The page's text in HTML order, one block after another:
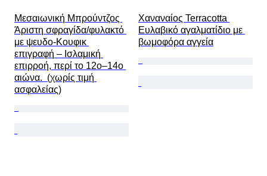
Μεσαιωνική Μπρούντζος
Άριστη σφραγίδα/φυλακτό
με ψευδο-Κουφικ
επιγραφή – Ισλαμική
επιρροή, περί το 12ο–14ο
αιώνα.  (χωρίς τιμή
ασφαλείας)
Χαναναίος Terracotta
Ευλαβικό αγαλματίδιο με
βωμοφόρα αγγεία